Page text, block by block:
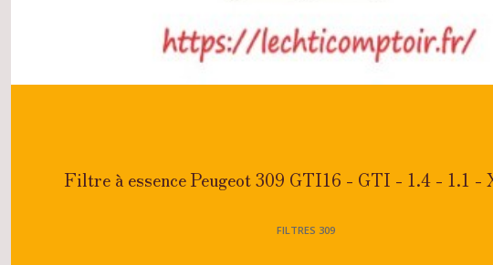
Filtre à essence Peugeot 309 GTI16 - GTI - 1.4 - 1.1 -
FILTRES 309